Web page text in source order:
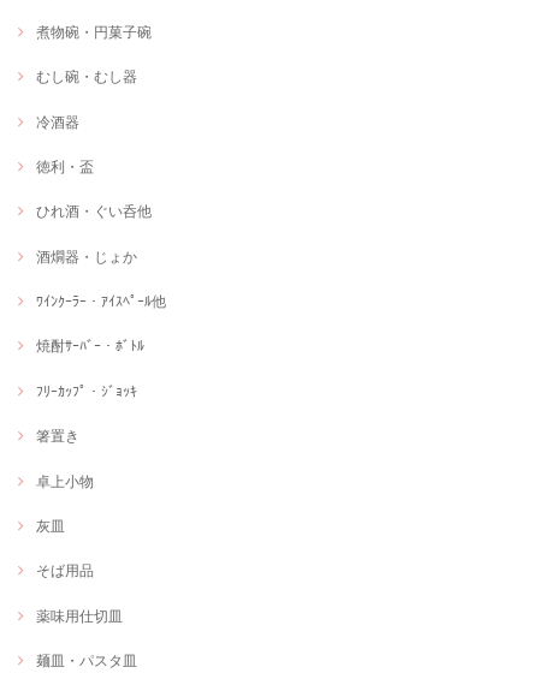
煮物碗・円菓子碗
むし碗・むし器
冷酒器
徳利・盃
ひれ酒・ぐい呑他
酒燗器・じょか
ﾜｲﾝｸｰﾗｰ・ｱｲｽﾍﾟｰﾙ他
焼酎ｻｰﾊﾞｰ・ﾎﾞﾄﾙ
ﾌﾘｰｶｯﾌﾟ・ｼﾞｮｯｷ
箸置き
卓上小物
灰皿
そば用品
薬味用仕切皿
麺皿・パスタ皿